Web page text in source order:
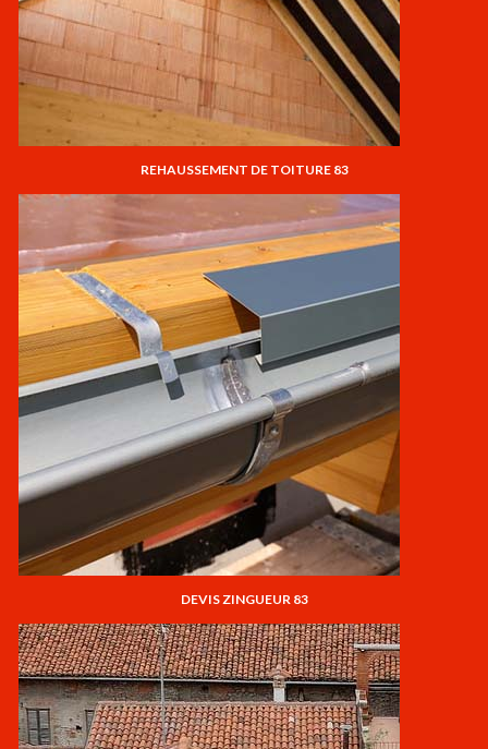
REHAUSSEMENT DE TOITURE 83
DEVIS ZINGUEUR 83